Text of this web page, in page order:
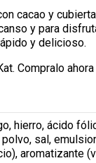
cacao y
y para
y delicioso.
Compralo
hierro, ácido
sal,
aromatizante